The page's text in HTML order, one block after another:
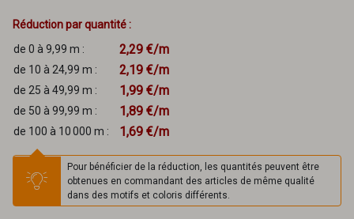
Réduction par quantité :
de 0 à 9,99 m :
2,29 €/m
de 10 à 24,99 m : 2,19 €/m
de 25 à 49,99 m : 1,99 €/m
de 50 à 99,99 m : 1,89 €/m
de 100 à 10 000 m : 1,69 €/m
Pour bénéficier de la réduction, les quantités peuvent être
obtenues en commandant des articles de même qualité
dans des motifs et coloris différents.